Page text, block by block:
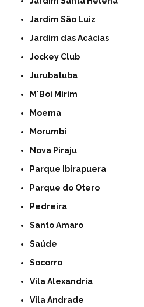
Jardim São Luiz
Jardim das Acácias
Jockey Club
Jurubatuba
M'Boi Mirim
Moema
Morumbi
Nova Piraju
Parque Ibirapuera
Parque do Otero
Pedreira
Santo Amaro
Saúde
Socorro
Vila Alexandria
Vila Andrade